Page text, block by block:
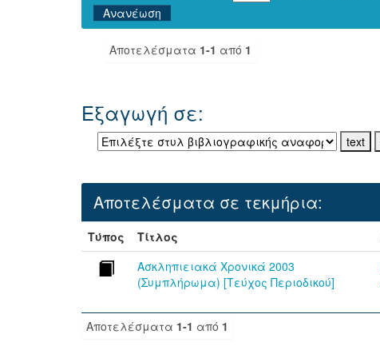
Αποτελέσματα 1-1 από 1
Εξαγωγή σε:
Αποτελέσματα σε τεκμήρια:
Τύπος Τίτλος
Ασκληπιειακά Χρονικά 2003
(Συμπλήρωμα) [Τεύχος Περιοδικού]
Αποτελέσματα 1-1 από 1